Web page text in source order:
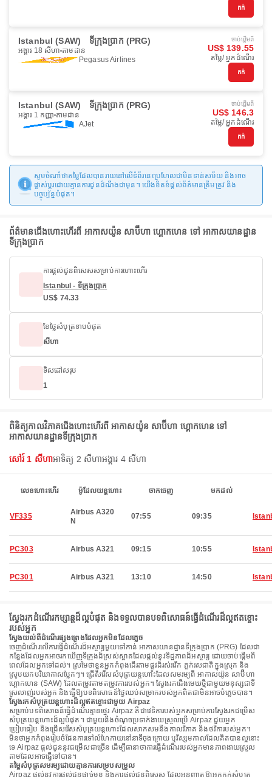
កក់
Istanbul (SAW) ទីក្រុងប្រាក (PRG)
អង្គារ 18 សីហា តាមដាន
Pegasus Airlines
ចាប់ផ្ដើមពី
US$ 139.55
តម្លៃ/ អ្នកដំណើរ
កក់
Istanbul (SAW) ទីក្រុងប្រាក (PRG)
អង្គារ 1 កញ្ញា តាមដាន
AJet
ចាប់ផ្ដើមពី
US$ 146.3
តម្លៃ/ អ្នកដំណើរ
កក់
សូមចំណាំថាតម្លៃដែលបានរាយនៅលើទំព័រនេះប្រហែលជាមិនទាន់សម័យ និងអាច
ផ្លាស់ប្តូរដោយគ្មានការជូនដំណឹងជាមុន។ យើងខិតខំផ្តល់ព័ត៌មានត្រឹមត្រូវ និង
បច្ចុប្បន្នបំផុត។
ព័ត៌មានជើងហោះហើរពី អាកាសយ៉ូន សាប៊ីហា ហ្គោកហេន ទៅ អាកាសយានដ្ឋាន
ទីក្រុងប្រាក
ការផ្តល់ជូនពិសេសសម្រាប់ការហោះហើរ
Istanbul - ទីក្រុងប្រាក
US$ 74.33
ខែថ្លៃសំបុត្រទាបបំផុត
សីហា
ទិសដៅសរុប
1
ពិនិត្យកាលវិភាគជើងហោះហើរពី អាកាសយ៉ូន សាប៊ីហា ហ្គោកហេន ទៅ
អាកាសយានដ្ឋានទីក្រុងប្រាក
សៅរ៍ 1 សីហាអាទិត្យ 2 សីហាអង្គារ 4 សីហា
លេខហោះហើរ ម៉ូដែលយន្តហោះ ចាកចេញ មកដល់
VF335
Airbus A320
N
07:55 09:35
PC303 Airbus A321 09:15 10:55
PC301 Airbus A321 13:10 14:50
ស្វែងរកដំណើរកម្សាន្តដ៏ល្អបំផុត និងទទួលបានបទពិសោធន៍ធ្វើដំណើរដ៏ល្អឥតខ្ចោះ
របស់អ្នក
ស្វែងយល់ពីដំណើរផ្សងព្រេងដែលអ្នកមិនដែលភ្លេច
ចេញដំណើរលើការធ្វើដំណើរដ៏អស្ចារ្យមួយទៅកាន់ អាកាសយានដ្ឋានទីក្រុងប្រាក (PRG) ដែលជា
កន្លែងដែលអ្នកអាចរកឃើញទីក្រុងដ៏ស្រស់ស្អាតដែលផ្តល់នូវទិដ្ឋភាពដ៏អស្ចារ្យ ដោយចាប់ផ្តើមពី
ពេលដែលអ្នកទៅដល់។ ស្រមៃថាខ្លួនអ្នកកំពុងដើរតាមផ្លូវដ៏រស់រវើក ភ្លក់រសជាតិក្នុងស្រុក និង
ស្រូបយកបរិយាកាសប្លែកៗ។ ជ្រើសរើសសំបុត្រយន្តហោះដែលសមរម្យពី អាកាសយ៉ូន សាប៊ីហា
ហ្គោកហេន (SAW) ដែលតម្រូវតាមតម្រូវការរបស់អ្នក។ ស្វែងរកជើងមេឃថ្មីជាមួយមនុស្សជាទី
ស្រលាញ់របស់អ្នក និងធ្វើឱ្យបទពិសោធន៍ថ្ងៃឈប់សម្រាករបស់អ្នកពិតជាមិនអាចបំភ្លេចបាន។
ស្វែងរកសំបុត្រយន្តហោះដ៏ល្អឥតខ្ចោះជាមួយ Airpaz
សម្រាប់បទពិសោធន៍ធ្វើដំណើរគ្មានថ្នេរ Airpaz គឺជាវេទិការបស់អ្នកសម្រាប់ការស្វែងរកជម្រើស
សំបុត្រយន្តហោះដ៏ល្អបំផុត។ ជាមួយនឹងចំណុចប្រទាក់ងាយស្រួលប្រើ Airpaz ជួយអ្នក
ប្រៀបធៀប និងជ្រើសរើសសំបុត្រយន្តហោះដែលសាកសមនឹងកាលវិភាគ និងថវិការបស់អ្នក។
មិនថាអ្នកកំពុងរៀបចំផែនការទៅលំហែកាយនៅនាទីចុងក្រោយ ឬវិស្សមកាលដែលគិតបានល្អនោះ
ទេ Airpaz ផ្តល់ជូននូវជម្រើសជាច្រើន ដើម្បីធានាថាការធ្វើដំណើររបស់អ្នកមានភាពងាយស្រួល
តាមដែលអាចធ្វើទៅបាន។
តម្លៃសំបុត្រសមរម្យដោយគ្មានការសម្របសម្រួល
Airpaz ផ្តល់នូវការផ្តល់ជូនផ្តាច់មុខ និងការផ្តល់ជូនពិសេស ដែលអនុញ្ញាតឱ្យអ្នកកក់សំបុត្រ